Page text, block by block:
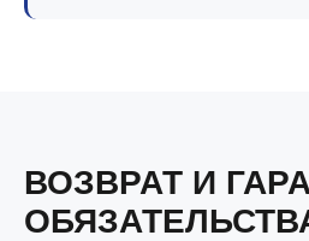
ВОЗВРАТ И